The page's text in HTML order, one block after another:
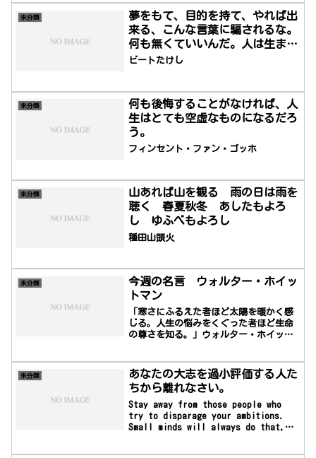
未分類
夢をもて、目的を持て、やれば出
来る、こんな言葉に騙されるな。
何も無くていいんだ。人は生まれ
て、生きて、死ぬ、これだけでた
ビートたけし
未分類
何も後悔することがなければ、人
生はとても空虚なものになるだろ
う。
フィンセント・ファン・ゴッホ
未分類
山あれば山を観る 雨の日は雨を
聴く 春夏秋冬 あしたもよろ
し ゆふべもよろし
種田山頭火
未分類
今週の名言 ウォルター・ホイッ
トマン
「寒さにふるえた者ほど太陽を暖かく感
じる。人生の悩みをくぐった者ほど生命
の尊さを知る。」ウォルター・ホイット
の詩人、随筆家、ジャーナリスト、ヒュ
ーマニスト。超越主義から写実主義への
過渡期を代表する人物の一人で、作品に
は両方の様相が取り込まれている。アメ
リカ文学において最も影響力の大きい作
家の...
未分類
あなたの大志を過小評価する人た
ちから離れなさい。
Stay away from those people who
try to disparage your ambitions.
Small minds will always do that,